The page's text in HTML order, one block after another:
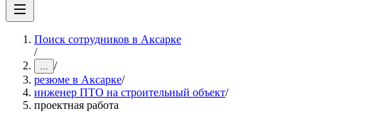
Поиск сотрудников в Аксарке
/
... /
резюме в Аксарке/
инженер ПТО на строительный объект/
проектная работа